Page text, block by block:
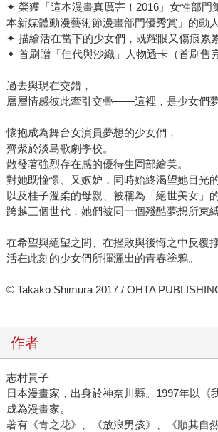
✦ 榮獲「這本漫畫真厲害！2016」女性部門
本新媒體動漫藝術節漫畫部門優秀賞」的動
✦ 描繪活在當下的少女們，既耀眼又傷痕
✦ 首刷贈「佳代與沙織」人物透卡（首刷售
過去與現在交錯，
層層情感彼此牽引交疊——這裡，是少女們夢
懷抱成為舞台女演員夢想的少女們，
齊聚於淡島歌劇學校。
散發著強烈存在感的優待生岡部繪美。
對她既憧憬、又嫉妒，同時始終渴望她目光
以及桂子溫柔的母親、被稱為「絕世美女」的
跨越三個世代，她們被同一個殘酷夢想所
在希望與絕望之間、在挫敗與後悔之中反覆掙
活在此刻的少女們所揮灑出的青春塗鴉。
© Takako Shimura 2017 / OHTA
作者
志村貴子
日本漫畫家，出身於神奈川縣。1997年以《
成為漫畫家。
著有《青之花》、《放浪男孩》、《順其自